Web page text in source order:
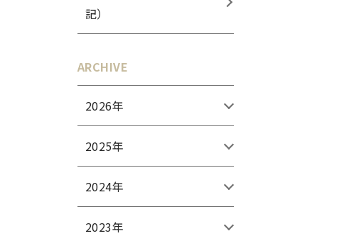
記）
ARCHIVE
2026年
2025年
2024年
2023年